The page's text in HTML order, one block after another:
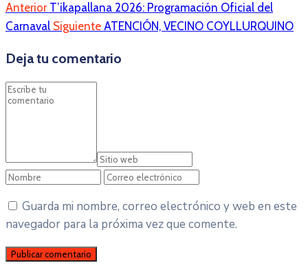
Anterior T’ikapallana 2026: Programación Oficial del
Carnaval Siguiente ATENCIÓN, VECINO COYLLURQUINO
Deja tu comentario
Guarda mi nombre, correo electrónico y web en este
navegador para la próxima vez que comente.